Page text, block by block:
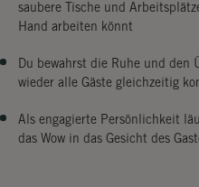
saubere Tische und
Hand arbeiten könnt
Du bewahrst die Ruhe und den
wieder alle Gäste gleichzeitig
Als engagierte Persönlichkeit
das Wow in das Gesicht des